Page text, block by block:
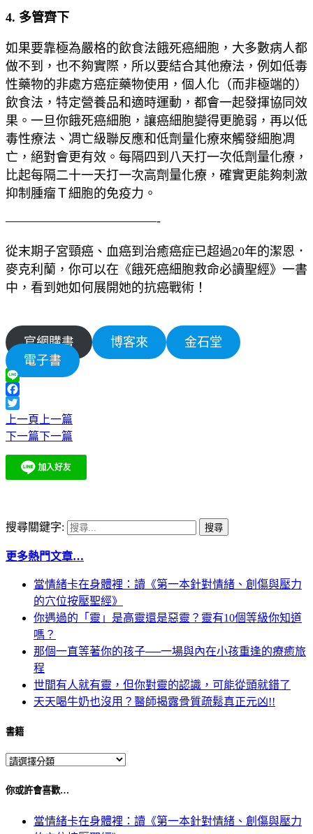
4. 多管齊下
如果要靠極為嚴格的飲食法餓死癌細胞，大多數病人都
做不到，也不夠實際，所以要結合其他療法，例如低毒
性藥物的非處方癌症藥物使用，個人化（而非極端的）
飲食法，特定營養品和適時運動，都會一起發揮協同效
果。一旦你餓死癌細胞，讓癌細胞變得更脆弱，再以低
毒性療法、凋亡級聯反應和低劑量化療來觸發細胞凋
亡，絕對會更有效。每隔四到八天打一次低劑量化療，
比起每隔二十一天打一次高劑量化療，確實更能夠刺激
抑制腫瘤Ｔ細胞的免疫力。
————————————-
從末期子宮頸癌、血癌到治癒癌症已超過20年的潔恩．
麥克利蘭，你可以在《餓死癌細胞救命必讀聖經》一書
中，看到她如何展開她的抗癌戰術！
官網購書 博客來
金石堂
電子書
Line
Facebook
Twitter
上一頁 上一篇
下一篇下一篇
搜尋關鍵字:
更多熱門文章…
當情緒卡在身體裡：讀《第一本針對情緒、創傷與壓力
的穴位按壓聖經》
你遇過的「靈」是高靈還是惡靈？靈有10個等級你知道
嗎？
那個一直等著你的孩子──一場與內在小孩重逢的療癒旅
程
世間有人就有靈，但你對靈的認識，可能從頭就錯了
天天喝牛奶也沒用？醫師揭露骨質疏鬆真正元凶!!
書籍
你或許會喜歡…
當情緒卡在身體裡：讀《第一本針對情緒、創傷與壓力